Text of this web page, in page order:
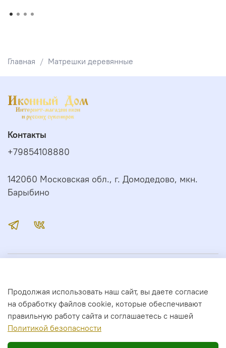
Главная Матрешки деревянные
Сервис
Контакты
+79854108880
142060 Московская обл., г. Домодедово, мкн.
Барыбино
2026 год. Все права защищены.
Продолжая использовать наш сайт, вы даете согласие
на обработку файлов cookie, которые обеспечивают
правильную работу сайта и соглашаетесь с нашей
Политикой безопасности